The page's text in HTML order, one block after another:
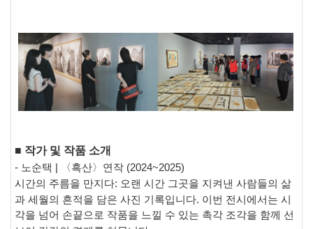
■ 작가 및 작품 소개
- 노순택 | 〈흑산〉 연작 (2024~2025)
시간의 주름을 만지다: 오랜 시간 그곳을 지켜낸 사람들의 삶
과 세월의 흔적을 담은 사진 기록입니다. 이번 전시에서는 시
각을 넘어 손끝으로 작품을 느낄 수 있는 촉각 조각을 함께 선